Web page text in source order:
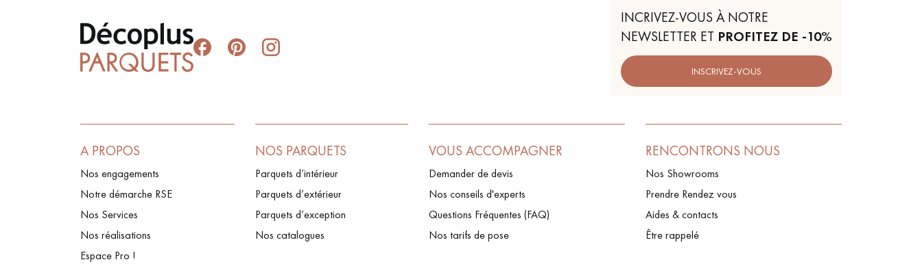
INCRIVEZ-VOUS À NOTRE
NEWSLETTER ET PROFITEZ DE -10%
INSCRIVEZ-VOUS
A PROPOS
Nos engagements
Notre démarche RSE
Nos Services
Nos réalisations
Espace Pro !
NOS PARQUETS
Parquets d’intérieur
Parquets d’extérieur
Parquets d’exception
Nos catalogues
VOUS ACCOMPAGNER
Demander de devis
Nos conseils d'experts
Questions Fréquentes (FAQ)
Nos tarifs de pose
RENCONTRONS NOUS
Nos Showrooms
Prendre Rendez vous
Aides & contacts
Être rappelé